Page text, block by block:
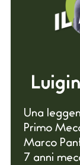
Una
Primo
Marco
7 anni